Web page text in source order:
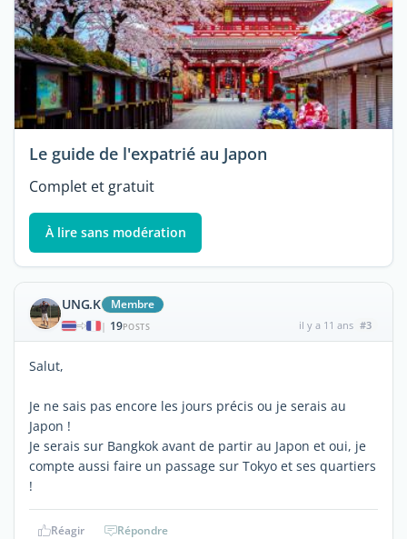
Le guide de l'expatrié au Japon
Complet et gratuit
À lire sans modération
UNG.K Membre
| 19POSTS il y a 11 ans #3
Salut,
Je ne sais pas encore les jours précis ou je serais au
Japon !
Je serais sur Bangkok avant de partir au Japon et oui, je
compte aussi faire un passage sur Tokyo et ses quartiers
!
Réagir Répondre